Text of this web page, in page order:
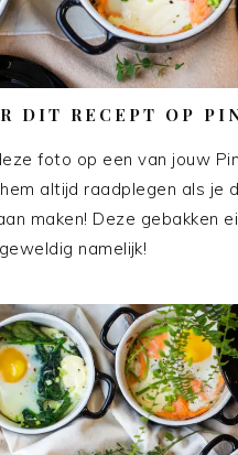
DIT RECEPT OP
foto op een van jouw
altijd raadplegen als je
maken! Deze gebakken
namelijk!